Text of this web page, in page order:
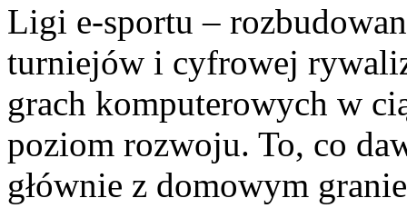
Ligi e-sportu –
turniejów i cyfrowej
grach komputerowych w
poziom rozwoju. To, co
głównie z domowym